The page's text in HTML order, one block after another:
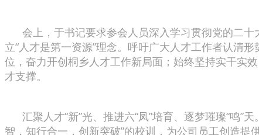
会上，于书记要求参会人员深入学习贯彻党的二十
立“人才是第一资源”理念。呼吁广大人才工作者认清
位，奋力开创桐乡人才工作新局面；始终坚持实干实
才支撑。
汇聚人才“新”光、推进六“凤”培育、逐梦璀璨“鸣”
智，知行合一，创新突破”的校训，为公司员工创造